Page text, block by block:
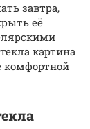
завтра,
её
картина
комфортной